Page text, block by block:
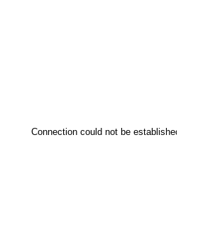
Connection could not be established.